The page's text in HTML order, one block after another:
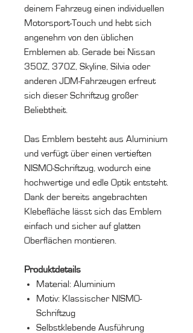
deinem Fahrzeug einen individuellen
Motorsport-Touch und hebt sich
angenehm von den üblichen
Emblemen ab. Gerade bei Nissan
350Z, 370Z, Skyline, Silvia oder
anderen JDM-Fahrzeugen erfreut
sich dieser Schriftzug großer
Beliebtheit.
Das Emblem besteht aus Aluminium
und verfügt über einen vertieften
NISMO-Schriftzug, wodurch eine
hochwertige und edle Optik entsteht.
Dank der bereits angebrachten
Klebefläche lässt sich das Emblem
einfach und sicher auf glatten
Oberflächen montieren.
Produktdetails
Material: Aluminium
Motiv: Klassischer NISMO-
Schriftzug
Selbstklebende Ausführung